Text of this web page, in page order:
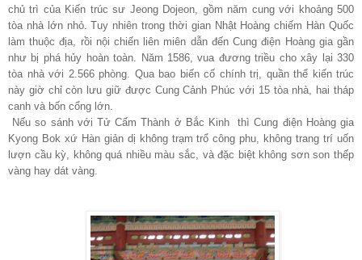
chủ trì của Kiến trúc sư Jeong Dojeon, gồm năm cung với khoảng 500
tòa nhà lớn nhỏ. Tuy nhiên trong thời gian Nhật Hoàng chiếm Hàn Quốc
làm thuộc địa, rồi nội chiến liên miên dẫn đến Cung điện Hoàng gia gần
như bị phá hủy hoàn toàn. Năm 1586, vua đương triều cho xây lại 330
tòa nhà với 2.566 phòng. Qua bao biến cố chính trị, quần thể kiến trúc
này giờ chỉ còn lưu giữ được Cung Cảnh Phúc với 15 tòa nhà, hai tháp
canh và bốn cổng lớn.
Nếu so sánh với Tử Cấm Thành ở Bắc Kinh thì Cung điện Hoàng gia
Kyong Bok xứ Hàn giản dị không trạm trổ công phu, không trang trí uốn
lượn cầu kỳ, không quá nhiều màu sắc, và đặc biệt không sơn son thếp
vàng hay dát vàng.